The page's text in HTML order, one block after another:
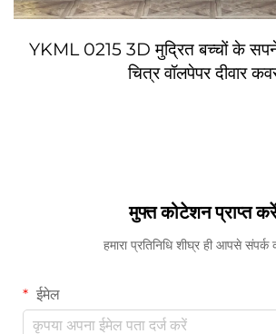
YKML 0215 3D मुद्रित बच्चों के सपने
चित्र वॉलपेपर दीवार
मुफ्त कोटेशन प्राप्त
हमारा प्रतिनिधि शीघ्र ही आपसे संपर्क
ईमेल